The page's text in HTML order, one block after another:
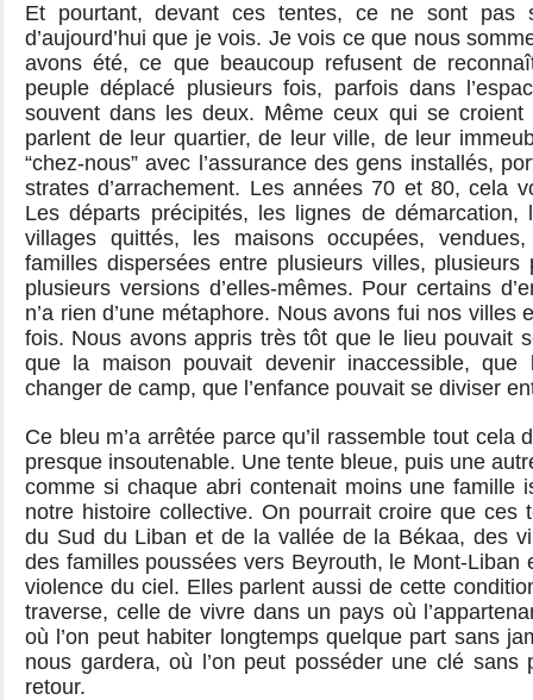
Et pourtant, devant ces tentes, ce ne sont pas
d’aujourd’hui que je vois. Je vois ce que nous
avons été, ce que beaucoup refusent de
peuple déplacé plusieurs fois, parfois dans
souvent dans les deux. Même ceux qui se
parlent de leur quartier, de leur ville, de leur
“chez-nous” avec l’assurance des gens installés,
strates d’arrachement. Les années 70 et 80, cela
Les départs précipités, les lignes de démarcation,
villages quittés, les maisons occupées,
familles dispersées entre plusieurs villes, plusieurs
plusieurs versions d’elles-mêmes. Pour certains
n’a rien d’une métaphore. Nous avons fui nos villes
fois. Nous avons appris très tôt que le lieu pouvait
que la maison pouvait devenir inaccessible, que
changer de camp, que l’enfance pouvait se diviser
Ce bleu m’a arrêtée parce qu’il rassemble tout cela
presque insoutenable. Une tente bleue, puis une
comme si chaque abri contenait moins une famille
notre histoire collective. On pourrait croire que ces
du Sud du Liban et de la vallée de la Békaa, des
des familles poussées vers Beyrouth, le Mont-Liban
violence du ciel. Elles parlent aussi de cette
traverse, celle de vivre dans un pays où
où l’on peut habiter longtemps quelque part sans
nous gardera, où l’on peut posséder une clé sans
retour.